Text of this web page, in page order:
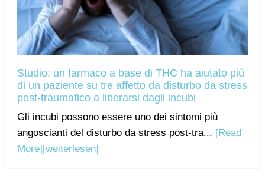
Studio: un farmaco a base di THC ha aiutato più
di un paziente su tre affetto da disturbo da stress
post-traumatico a liberarsi dagli incubi
Gli incubi possono essere uno dei sintomi più
angoscianti del disturbo da stress post-tra... [Read
More] [weiterlesen]